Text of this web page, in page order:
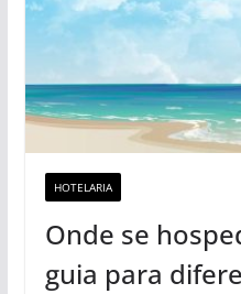
HOTELARIA
Onde se
guia para